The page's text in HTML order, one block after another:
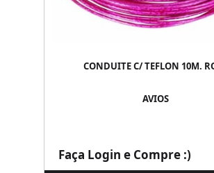
CONDUITE C/ TEFLON 10M.
AVIOS
Faça Login e Compre :)